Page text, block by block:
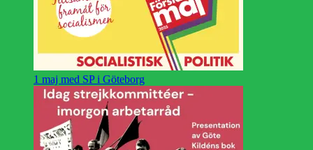
1 maj med SP i Göteborg